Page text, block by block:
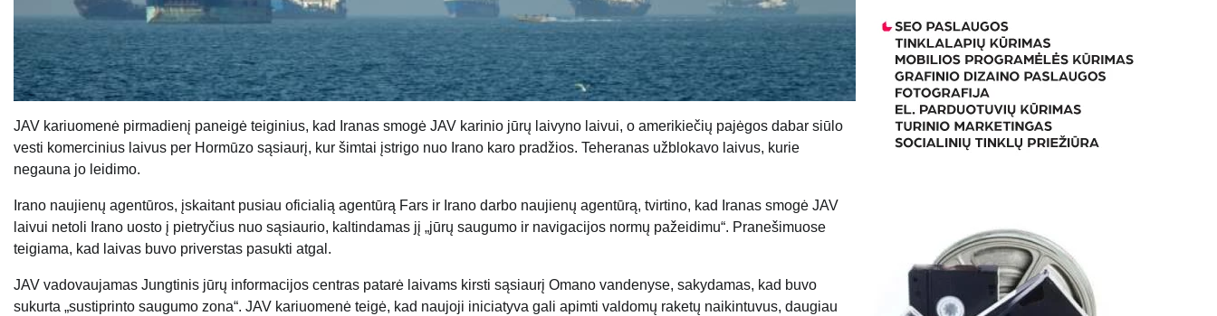
JAV kariuomenė pirmadienį paneigė teiginius, kad Iranas smogė JAV karinio jūrų laivyno laivui, o amerikiečių pajėgos dabar siūlo
vesti komercinius laivus per Hormūzo sąsiaurį, kur šimtai įstrigo nuo Irano karo pradžios. Teheranas užblokavo laivus, kurie
negauna jo leidimo.
Irano naujienų agentūros, įskaitant pusiau oficialią agentūrą Fars ir Irano darbo naujienų agentūrą, tvirtino, kad Iranas smogė JAV
laivui netoli Irano uosto į pietryčius nuo sąsiaurio, kaltindamas jį „jūrų saugumo ir navigacijos normų pažeidimu“. Pranešimuose
teigiama, kad laivas buvo priverstas pasukti atgal.
JAV vadovaujamas Jungtinis jūrų informacijos centras patarė laivams kirsti sąsiaurį Omano vandenyse, sakydamas, kad buvo
sukurta „sustiprinto saugumo zona“. JAV kariuomenė teigė, kad naujoji iniciatyva gali apimti valdomų raketų naikintuvus, daugiau